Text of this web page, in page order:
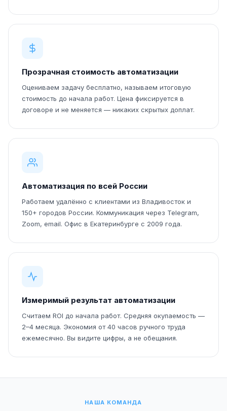
Прозрачная стоимость автоматизации
Оцениваем задачу бесплатно, называем итоговую
стоимость до начала работ. Цена фиксируется в
договоре и не меняется — никаких скрытых доплат.
Автоматизация по всей России
Работаем удалённо с клиентами из Владивосток и
150+ городов России. Коммуникация через Telegram,
Zoom, email. Офис в Екатеринбурге с 2009 года.
Измеримый результат автоматизации
Считаем ROI до начала работ. Средняя окупаемость —
2–4 месяца. Экономия от 40 часов ручного труда
ежемесячно. Вы видите цифры, а не обещания.
НАША КОМАНДА